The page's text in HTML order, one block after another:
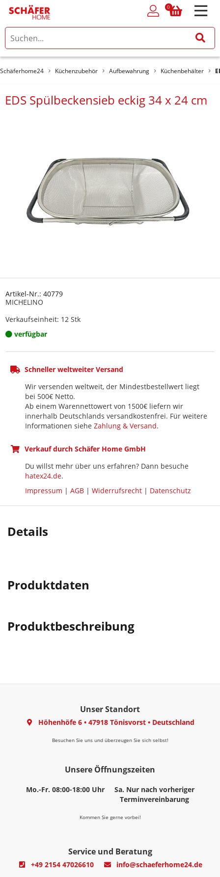
0
0
Schäferhome24 Küchenzubehör Aufbewahrung Küchenbehälter
EDS Spülbeckensieb eckig 34 x 24 cm
Artikel-Nr.: 40779
MICHELINO
Verkaufseinheit: 12 Stk
verfügbar
Schneller weltweiter Versand
Wir versenden weltweit, der Mindestbestellwert liegt
bei 500€ Netto.
Ab einem Warennettowert von 1500€ liefern wir
innerhalb Deutschlands versandkostenfrei. Für weitere
Informationen siehe Zahlung & Versand.
Verkauf durch Schäfer Home GmbH
Du willst mehr über uns erfahren? Dann besuche
hatex24.de.
Impressum | AGB | Widerrufsrecht | Datenschutz
Details
Produktdaten
Produktbeschreibung
Unser Standort
Höhenhöfe 6• 47918 Tönisvorst• Deutschland
Besuchen Sie uns und überzeugen Sie sich selbst!
Unsere Öffnungszeiten
Mo.-Fr. 08:00-18:00 Uhr
Sa. Nur nach vorheriger
Terminvereinbarung
Kommen Sie gerne vorbei!
Service und Beratung
+49 2154 47026610 info@schaeferhome24.de